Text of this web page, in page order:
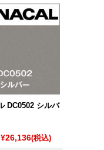
DC0502 シルバ
(税込)